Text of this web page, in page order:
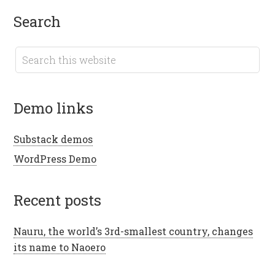
search
demo links
Substack demos
WordPress Demo
recent posts
Nauru, the world’s 3rd-smallest country, changes
its name to Naoero